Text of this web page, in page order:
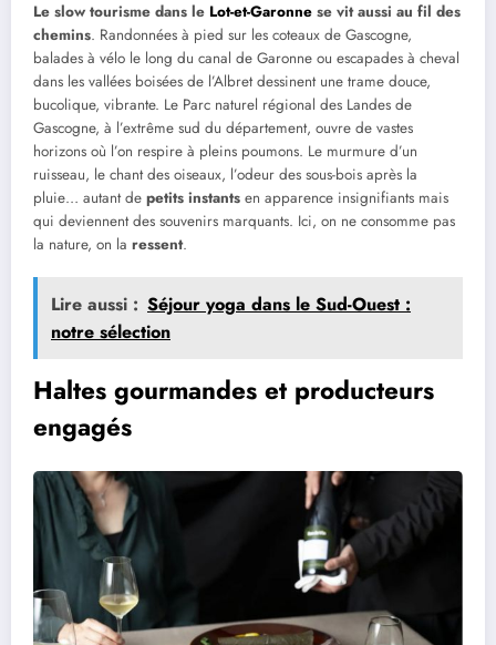
Le slow tourisme dans le Lot-et-Garonne se vit aussi au fil des
chemins. Randonnées à pied sur les coteaux de Gascogne,
balades à vélo le long du canal de Garonne ou escapades à cheval
dans les vallées boisées de l’Albret dessinent une trame douce,
bucolique, vibrante. Le Parc naturel régional des Landes de
Gascogne, à l’extrême sud du département, ouvre de vastes
horizons où l’on respire à pleins poumons. Le murmure d’un
ruisseau, le chant des oiseaux, l’odeur des sous-bois après la
pluie… autant de petits instants en apparence insignifiants mais
qui deviennent des souvenirs marquants. Ici, on ne consomme pas
la nature, on la ressent.
Lire aussi : Séjour yoga dans le Sud-Ouest :
notre sélection
Haltes gourmandes et producteurs
engagés